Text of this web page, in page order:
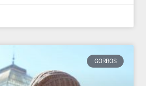
GORROS